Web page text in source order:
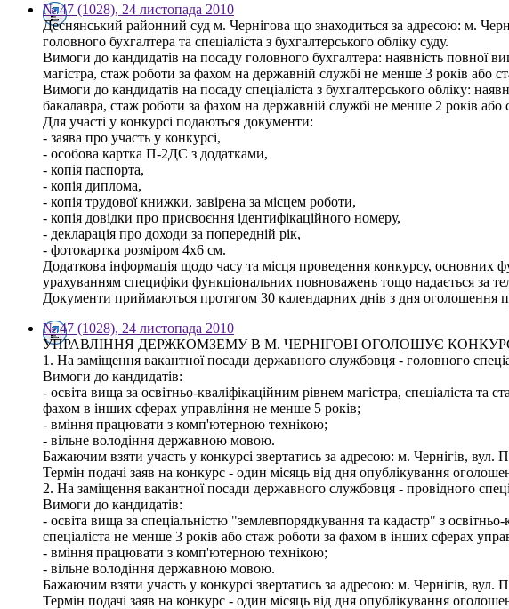
№ 47 (1028), 24 листопада 2010
Деснянський районний суд м. Чернігова що знаходиться за адресою: м.
головного бухгалтера та спеціаліста з бухгалтерського обліку суду.
Вимоги до кандидатів на посаду головного бухгалтера: наявність повної
магістра, стаж роботи за фахом на державній службі не менше 3 років або
Вимоги до кандидатів на посаду спеціаліста з бухгалтерського обліку:
бакалавра, стаж роботи за фахом на державній службі не менше 2 років
Для участі у конкурсі подаються документи:
- заява про участь у конкурсі,
- особова картка П-2ДС з додатками,
- копія паспорта,
- копія диплома,
- копія трудової книжки, завірена за місцем роботи,
- копія довідки про присвоєння ідентифікаційного номеру,
- декларація про доходи за попередній рік,
- фотокартка розміром 4х6 см.
Додаткова інформація щодо часу та місця проведення конкурсу, основних
урахуванням специфіки функціональних повноважень тощо надається за
Документи приймаються протягом 30 календарних днів з дня оголошення
№ 47 (1028), 24 листопада 2010
УПРАВЛІННЯ ДЕРЖКОМЗЕМУ В М. ЧЕРНІГОВІ ОГОЛОШУЄ
1. На заміщення вакантної посади державного службовця - головного
Вимоги до кандидатів:
- освіта вища за освітньо-кваліфікаційним рівнем магістра, спеціаліста
фахом в інших сферах управління не менше 5 років;
- вміння працювати з комп'ютерною технікою;
- вільне володіння державною мовою.
Бажаючим взяти участь у конкурсі звертатись за адресою: м. Чернігів,
Термін подачі заяв на конкурс - один місяць від дня опублікування
2. На заміщення вакантної посади державного службовця - провідного
Вимоги до кандидатів:
- освіта вища за спеціальністю "землевпорядкування та кадастр" з
спеціаліста не менше 3 років або стаж роботи за фахом в інших сферах
- вміння працювати з комп'ютерною технікою;
- вільне володіння державною мовою.
Бажаючим взяти участь у конкурсі звертатись за адресою: м. Чернігів,
Термін подачі заяв на конкурс - один місяць від дня опублікування